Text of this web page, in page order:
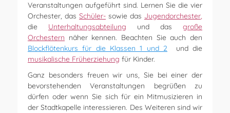
Veranstaltungen aufgeführt sind. Lernen Sie die vier
Orchester, das Schüler- sowie das Jugendorchester,
die Unterhaltungsabteilung und das große
Orchestern näher kennen. Beachten Sie auch den
Blockflötenkurs für die Klassen 1 und 2 und die
musikalische Früherziehung für Kinder.
Ganz besonders freuen wir uns, Sie bei einer der
bevorstehenden Veranstaltungen begrüßen zu
dürfen oder wenn Sie sich für ein Mitmusizieren in
der Stadtkapelle interessieren. Des Weiteren sind wir